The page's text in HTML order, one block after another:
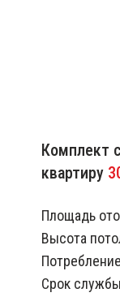
Комплект
квартиру
Площадь
Высота
Срок